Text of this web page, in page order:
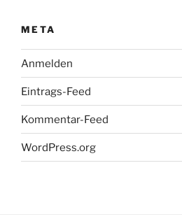
META
Anmelden
Eintrags-Feed
Kommentar-Feed
WordPress.org